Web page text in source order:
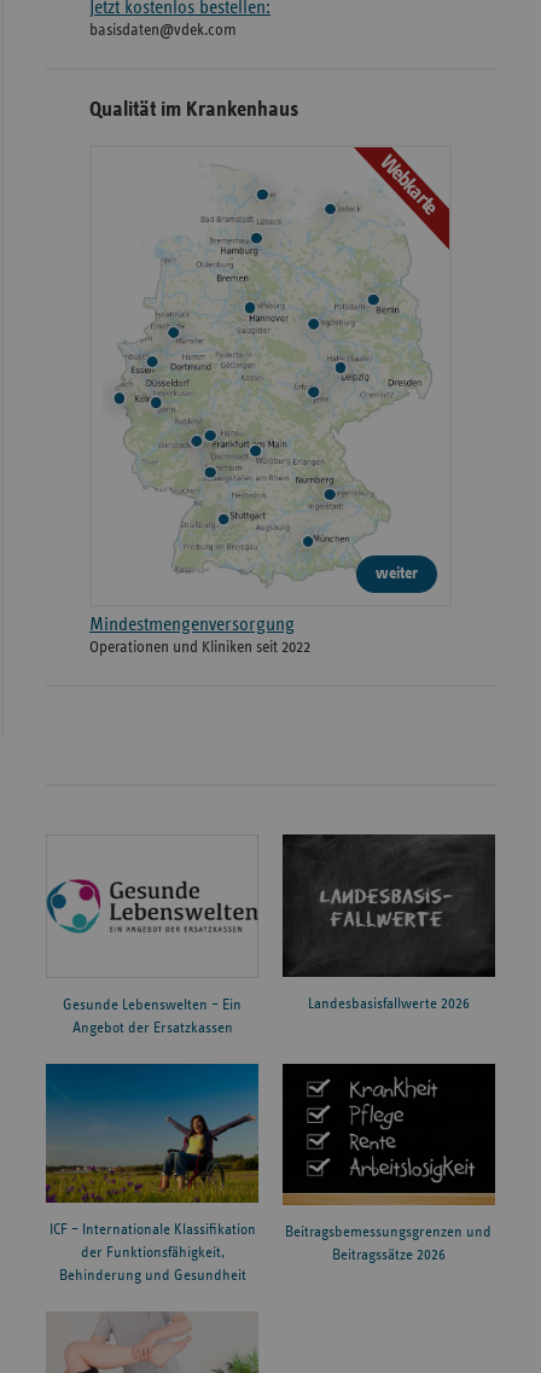
Jetzt kostenlos bestellen:
basisdaten@vdek.com
Qualität im Krankenhaus
Webkarte
weiter
Mindestmengenversorgung
Operationen und Kliniken seit 2022
Gesunde Lebenswelten – Ein
Angebot der Ersatzkassen
Landesbasisfallwerte 2026
ICF – Internationale Klassifikation
der Funktionsfähigkeit,
Behinderung und Gesundheit
Beitragsbemessungsgrenzen und
Beitragssätze 2026